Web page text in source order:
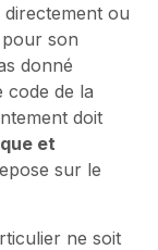
ou
pour son
donné
code de la
doit
et
sur le
ne soit